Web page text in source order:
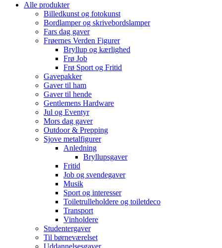
Alle produkter
Billedkunst og fotokunst
Bordlamper og skrivebordslamper
Fars dag gaver
Frøernes Verden Figurer
Bryllup og kærlighed
Frø Job
Frø Sport og Fritid
Gavepakker
Gaver til ham
Gaver til hende
Gentlemens Hardware
Jul og Eventyr
Mors dag gaver
Outdoor & Prepping
Sjove metalfigurer
Anledning
Bryllupsgaver
Fritid
Job og svendegaver
Musik
Sport og interesser
Toiletrulleholdere og toiletdeco
Transport
Vinholdere
Studentergaver
Til børneværelset
Uddannelsesgaver